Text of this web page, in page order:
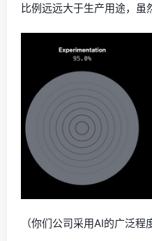
比例远远大于生产用途，虽
（你们公司采用AI的广泛程